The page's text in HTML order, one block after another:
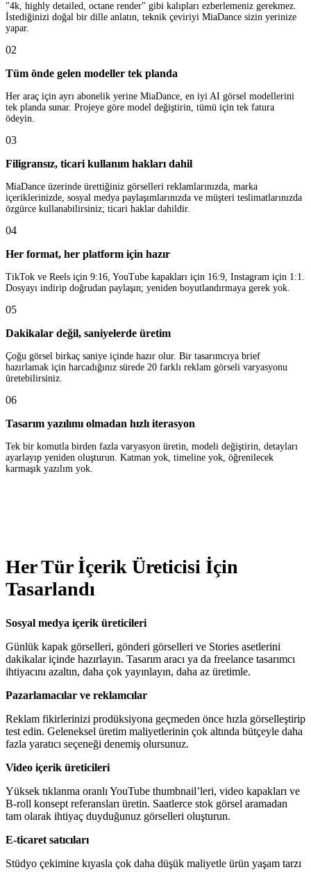
"4k, highly detailed, octane render" gibi kalıpları ezberlemeniz gerekmez.
İstediğinizi doğal bir dille anlatın, teknik çeviriyi MiaDance sizin yerinize
yapar.
02
Tüm önde gelen modeller tek planda
Her araç için ayrı abonelik yerine MiaDance, en iyi AI görsel modellerini
tek planda sunar. Projeye göre model değiştirin, tümü için tek fatura
ödeyin.
03
Filigransız, ticari kullanım hakları dahil
MiaDance üzerinde ürettiğiniz görselleri reklamlarınızda, marka
içeriklerinizde, sosyal medya paylaşımlarınızda ve müşteri teslimatlarınızda
özgürce kullanabilirsiniz; ticari haklar dahildir.
04
Her format, her platform için hazır
TikTok ve Reels için 9:16, YouTube kapakları için 16:9, Instagram için 1:1.
Dosyayı indirip doğrudan paylaşın; yeniden boyutlandırmaya gerek yok.
05
Dakikalar değil, saniyelerde üretim
Çoğu görsel birkaç saniye içinde hazır olur. Bir tasarımcıya brief
hazırlamak için harcadığınız sürede 20 farklı reklam görseli varyasyonu
üretebilirsiniz.
06
Tasarım yazılımı olmadan hızlı iterasyon
Tek bir komutla birden fazla varyasyon üretin, modeli değiştirin, detayları
ayarlayıp yeniden oluşturun. Katman yok, timeline yok, öğrenilecek
karmaşık yazılım yok.
Her Tür İçerik Üreticisi İçin
Tasarlandı
Sosyal medya içerik üreticileri
Günlük kapak görselleri, gönderi görselleri ve Stories asetlerini
dakikalar içinde hazırlayın. Tasarım aracı ya da freelance tasarımcı
ihtiyacını azaltın, daha çok yayınlayın, daha az üretimle.
Pazarlamacılar ve reklamcılar
Reklam fikirlerinizi prodüksiyona geçmeden önce hızla görselleştirip
test edin. Geleneksel üretim maliyetlerinin çok altında bütçeyle daha
fazla yaratıcı seçeneği denemiş olursunuz.
Video içerik üreticileri
Yüksek tıklanma oranlı YouTube thumbnail’leri, video kapakları ve
B-roll konsept referansları üretin. Saatlerce stok görsel aramadan
tam olarak ihtiyaç duyduğunuz görselleri oluşturun.
E-ticaret satıcıları
Stüdyo çekimine kıyasla çok daha düşük maliyetle ürün yaşam tarzı